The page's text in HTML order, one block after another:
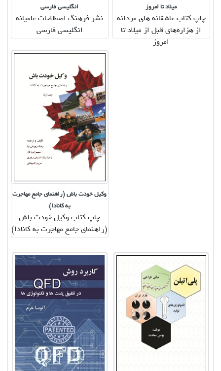
انگلیسی فارسی
نشر فرهنگ اصطلاحات عامیانه
انگلیسی فارسی
میلاد تا امروز
چاپ کتاب عاشقانه های مردانه
از هزاره‌های قبل از میلاد تا
امروز
وکیل خودت باش (راهنمای جامع مهاجرت
به کانادا)
چاپ کتاب وکیل خودت باش
(راهنمای جامع مهاجرت به کانادا)